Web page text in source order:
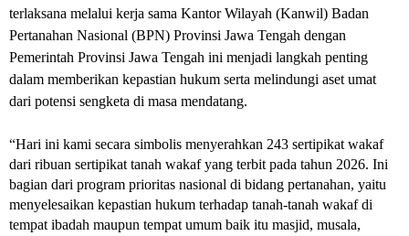
terlaksana melalui kerja sama Kantor Wilayah (Kanwil) Badan
Pertanahan Nasional (BPN) Provinsi Jawa Tengah dengan
Pemerintah Provinsi Jawa Tengah ini menjadi langkah penting
dalam memberikan kepastian hukum serta melindungi aset umat
dari potensi sengketa di masa mendatang.
“Hari ini kami secara simbolis menyerahkan 243 sertipikat wakaf
dari ribuan sertipikat tanah wakaf yang terbit pada tahun 2026. Ini
bagian dari program prioritas nasional di bidang pertanahan, yaitu
menyelesaikan kepastian hukum terhadap tanah-tanah wakaf di
tempat ibadah maupun tempat umum baik itu masjid, musala,